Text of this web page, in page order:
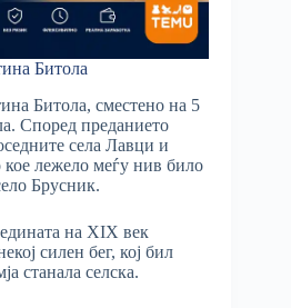
Битола
Битола, сместено на 5
Според преданието
села Лавци и
кое лежело меѓу нив било
Брусник.
на XIX век
силен бег, кој бил
станала селска.